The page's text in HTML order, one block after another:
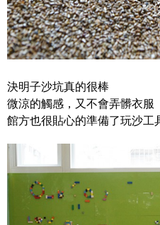
決明子沙坑真的很棒
微涼的觸感，又不會弄髒衣服
館方也很貼心的準備了玩沙工